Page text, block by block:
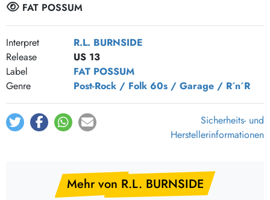
FAT POSSUM
Interpret
R.L. BURNSIDE
Release
US 13
Label
FAT POSSUM
Genre
Post-Rock / Folk 60s / Garage / R´n´R
Sicherheits- und
Herstellerinformationen
Mehr von R.L. BURNSIDE